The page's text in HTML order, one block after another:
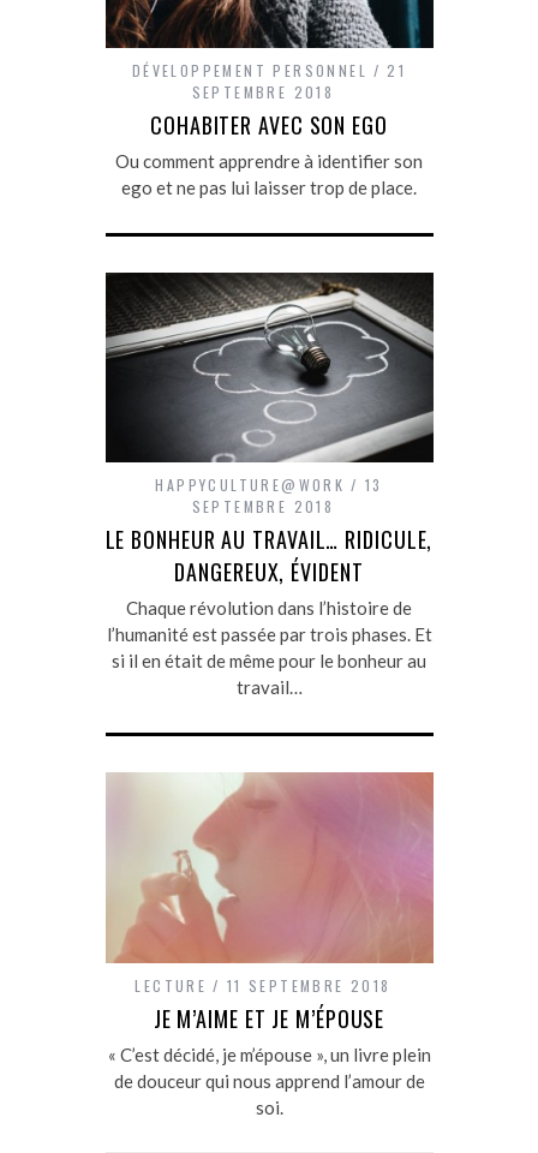
DÉVELOPPEMENT PERSONNEL
21
SEPTEMBRE 2018
COHABITER AVEC SON EGO
Ou comment apprendre à identifier son
ego et ne pas lui laisser trop de place.
HAPPYCULTURE@WORK
13
SEPTEMBRE 2018
LE BONHEUR AU TRAVAIL… RIDICULE,
DANGEREUX, ÉVIDENT
Chaque révolution dans l’histoire de
l’humanité est passée par trois phases. Et
si il en était de même pour le bonheur au
travail…
LECTURE 11 SEPTEMBRE 2018
JE M’AIME ET JE M’ÉPOUSE
« C’est décidé, je m’épouse », un livre plein
de douceur qui nous apprend l’amour de
soi.